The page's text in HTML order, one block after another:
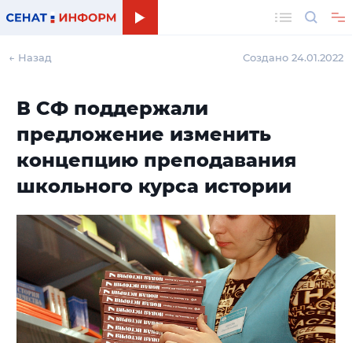
← Назад Создано 24.01.2022
В СФ поддержали
предложение изменить
концепцию преподавания
школьного курса истории